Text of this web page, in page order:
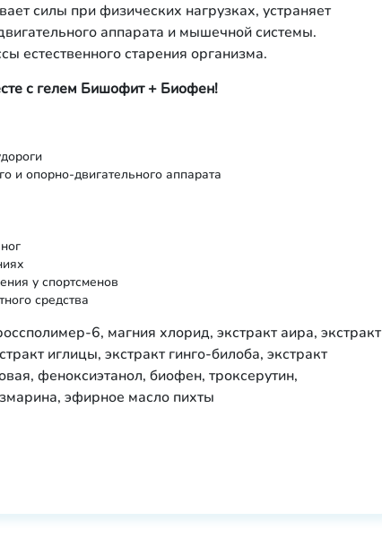
силы при физических нагрузках, устраняет
аппарата и мышечной системы.
естественного старения организма.
с гелем Бишофит + Биофен!
и опорно-двигательного аппарата
у спортсменов
средства
6, магния хлорид, экстракт аира, экстракт
иглицы, экстракт гинго-билоба, экстракт
феноксиэтанол, биофен, троксерутин,
эфирное масло пихты